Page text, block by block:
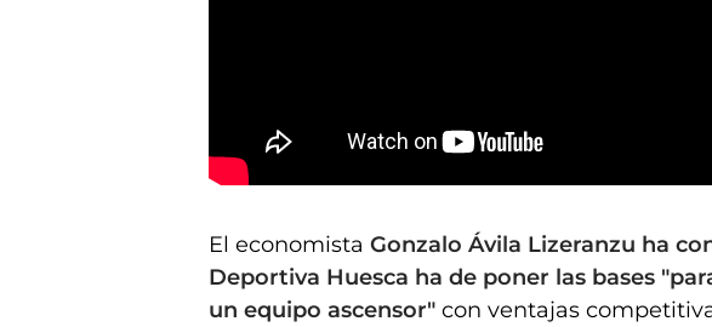
El economista Gonzalo Ávila Lizeranzu ha
Deportiva Huesca ha de poner las bases
un equipo ascensor" con ventajas